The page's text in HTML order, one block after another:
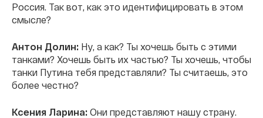
Россия. Так вот, как это идентифицировать в этом
смысле?
Антон Долин: Ну, а как? Ты хочешь быть с этими
танками? Хочешь быть их частью? Ты хочешь, чтобы
танки Путина тебя представляли? Ты считаешь, это
более честно?
Ксения Ларина: Они представляют нашу страну.